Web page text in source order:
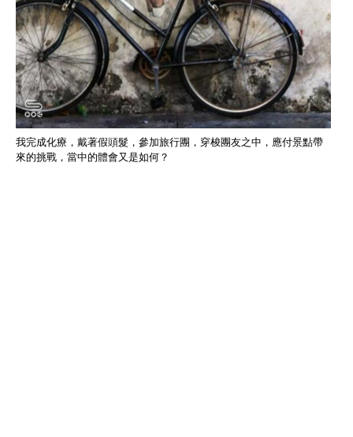
我完成化療，戴著假頭髮，參加旅行團，穿梭團友之中，應付景點帶
來的挑戰，當中的體會又是如何？